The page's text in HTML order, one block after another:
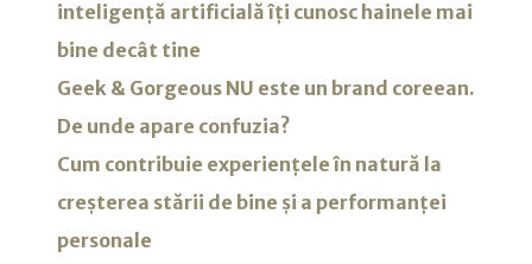
inteligență artificială îți cunosc hainele mai
bine decât tine
Geek & Gorgeous NU este un brand coreean.
De unde apare confuzia?
Cum contribuie experiențele în natură la
creșterea stării de bine și a performanței
personale